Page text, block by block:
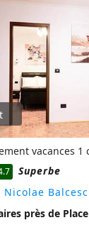
vacances 1
Superbe
Nicolae
près de